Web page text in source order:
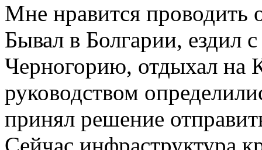
Мне нравится проводить
Бывал в Болгарии, ездил
Черногорию, отдыхал на
руководством
принял решение